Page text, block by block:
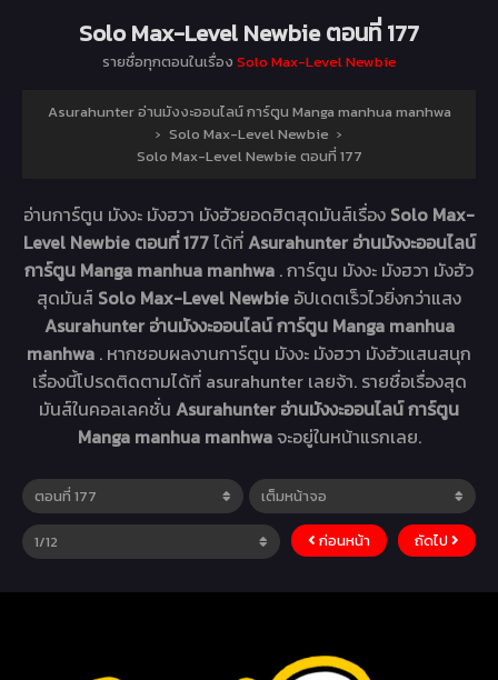
Solo Max-Level Newbie ตอนที่ 177
รายชื่อทุกตอนในเรื่อง Solo Max-Level Newbie
Asurahunter อ่านมังงะออนไลน์ การ์ตูน Manga manhua manhwa
› Solo Max-Level Newbie ›
Solo Max-Level Newbie ตอนที่ 177
อ่านการ์ตูน มังงะ มังฮวา มังฮัวยอดฮิตสุดมันส์เรื่อง Solo Max-
Level Newbie ตอนที่ 177ได้ที่Asurahunter อ่านมังงะออนไลน์
การ์ตูน Manga manhua manhwa . การ์ตูน มังงะ มังฮวา มังฮัว
สุดมันส์ Solo Max-Level Newbie อัปเดตเร็วไวยิ่งกว่าแสง
Asurahunter อ่านมังงะออนไลน์ การ์ตูน Manga manhua
manhwa . หากชอบผลงานการ์ตูน มังงะ มังฮวา มังฮัวแสนสนุก
เรื่องนี้โปรดติดตามได้ที่ asurahunter เลยจ้า. รายชื่อเรื่องสุด
มันส์ในคอลเลคชั่น Asurahunter อ่านมังงะออนไลน์ การ์ตูน
Manga manhua manhwa จะอยู่ในหน้าแรกเลย.
ก่อนหน้า ถัดไป